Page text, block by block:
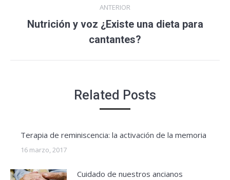
entre
ANTERIOR
Entrada
anterior:
Nutrición y voz ¿Existe una dieta para
cantantes?
Related Posts
Terapia de reminiscencia: la activación de la memoria
16 marzo, 2017
Cuidado de nuestros ancianos